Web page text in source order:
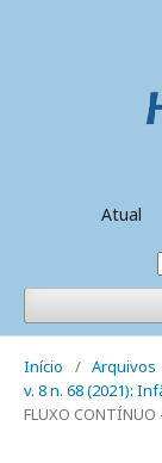
Atual
Início / Arquivos
v. 8 n. 68 (2021):
FLUXO